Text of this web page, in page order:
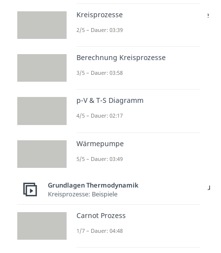
Jetzt müssen wir also nur noch die
Entropie vor und nach dem
Wärmestrom bestimmen und
kennen dann die
Die Entropieänderung berechnen
können wir mit:
Nun verdichten wir isotherm. Das
der Bruch zu eins. Zudem weißt du
bestimmt, dass der
null ist. Wir können ihn also
streichen.
Kreisprozesse
2/5 – Dauer: 03:39
Berechnung Kreisprozesse
3/5 – Dauer: 03:58
p-V & T-S Diagramm
4/5 – Dauer: 02:17
Wärmepumpe
5/5 – Dauer: 03:49
Grundlagen Thermodynamik
Kreisprozesse: Beispiele
Carnot Prozess
1/7 – Dauer: 04:48